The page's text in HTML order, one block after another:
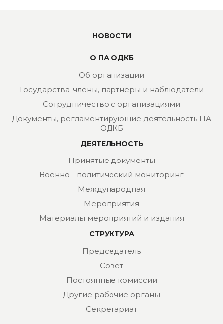
НОВОСТИ
О ПА ОДКБ
Об организации
Государства-члены, партнеры и наблюдатели
Сотрудничество с организациями
Документы, регламентирующие деятельность ПА
ОДКБ
ДЕЯТЕЛЬНОСТЬ
Принятые документы
Военно - политический мониторинг
Международная
Мероприятия
Материалы мероприятий и издания
СТРУКТУРА
Председатель
Совет
Постоянные комиссии
Другие рабочие органы
Секретариат